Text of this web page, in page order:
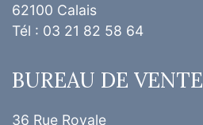
62100 Calais
Tél : 03 21 82 58 64
BUREAU DE VENTE
36 Rue Royale